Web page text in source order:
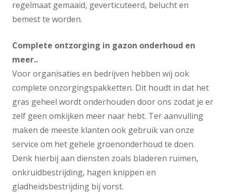
regelmaat gemaaid, geverticuteerd, belucht en
bemest te worden.
Complete ontzorging in gazon onderhoud en
meer..
Voor organisaties en bedrijven hebben wij ook
complete onzorgingspakketten. Dit houdt in dat het
gras geheel wordt onderhouden door ons zodat je er
zelf geen omkijken meer naar hebt. Ter aanvulling
maken de meeste klanten ook gebruik van onze
service om het gehele groenonderhoud te doen.
Denk hierbij aan diensten zoals bladeren ruimen,
onkruidbestrijding, hagen knippen en
gladheidsbestrijding bij vorst.